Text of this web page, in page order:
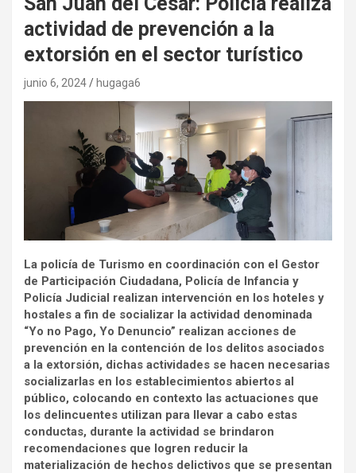
actividad de prevención a la
extorsión en el sector turístico
junio 6, 2024 hugaga6
La policía de Turismo en coordinación con el Gestor
de Participación Ciudadana, Policía de Infancia y
Policía Judicial realizan intervención en los hoteles y
hostales a fin de socializar la actividad denominada
“Yo no Pago, Yo Denuncio” realizan acciones de
prevención en la contención de los delitos asociados
a la extorsión, dichas actividades se hacen necesarias
socializarlas en los establecimientos abiertos al
público, colocando en contexto las actuaciones que
los delincuentes utilizan para llevar a cabo estas
conductas, durante la actividad se brindaron
recomendaciones que logren reducir la
materialización de hechos delictivos que se presentan